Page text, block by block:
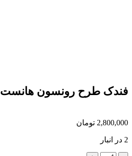
فندک طرح رونسون هانست honest
2,800,000 تومان
2 در انبار